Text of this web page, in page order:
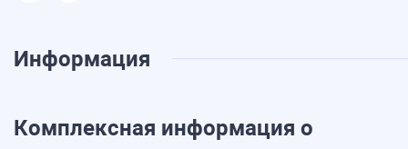
Информация
Комплексная информация о